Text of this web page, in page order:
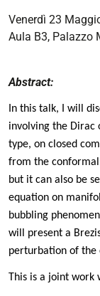
non-
local-
nonlinearity
Invariant
Dirac
Equation
Non-
Nonlinearity
2025-
05-
23T16:30:00+02:00
05-
Venerdì 23
Aula B3, Palazzo
Abstract:
In this talk, I will
involving the Dirac
type, on closed
from the
but it can also be
equation on
bubbling
will present a
perturbation of the
This is a joint work